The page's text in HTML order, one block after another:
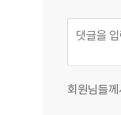
회원님들